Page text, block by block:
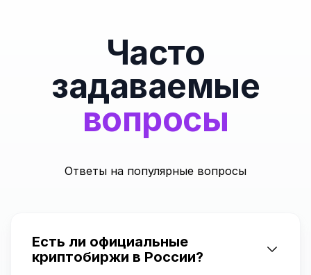
Часто
задаваемые
вопросы
Ответы на популярные вопросы
Есть ли официальные
криптобиржи в России?